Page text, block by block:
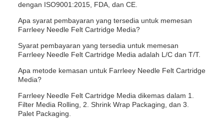
dengan ISO9001:2015, FDA, dan CE.
Apa syarat pembayaran yang tersedia untuk memesan
Farrleey Needle Felt Cartridge Media?
Syarat pembayaran yang tersedia untuk memesan
Farrleey Needle Felt Cartridge Media adalah L/C dan T/T.
Apa metode kemasan untuk Farrleey Needle Felt Cartridge
Media?
Farrleey Needle Felt Cartridge Media dikemas dalam 1.
Filter Media Rolling, 2. Shrink Wrap Packaging, dan 3.
Palet Packaging.